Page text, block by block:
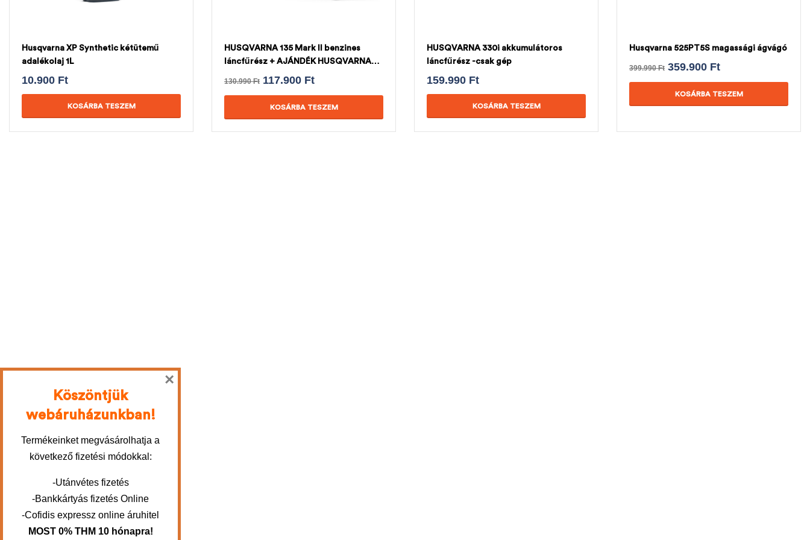
Husqvarna XP Synthetic kétütemű
adalékolaj 1L
10.900 Ft
KOSÁRBA TESZEM
HUSQVARNA 135 Mark II benzines
láncfűrész + AJÁNDÉK HUSQVARNA
130.990Ft 117.900 Ft
KOSÁRBA TESZEM
HUSQVARNA 330i akkumulátoros
láncfűrész -csak gép
159.990 Ft
KOSÁRBA TESZEM
Husqvarna 525PT5S magassági ágvágó
399.990Ft 359.900 Ft
KOSÁRBA TESZEM
Köszöntjük
webáruházunkban!
Termékeinket megvásárolhatja a
következő fizetési módokkal:
-Utánvétes fizetés
-Bankkártyás fizetés Online
-Cofidis expressz online áruhitel
MOST 0% THM 10 hónapra!
×